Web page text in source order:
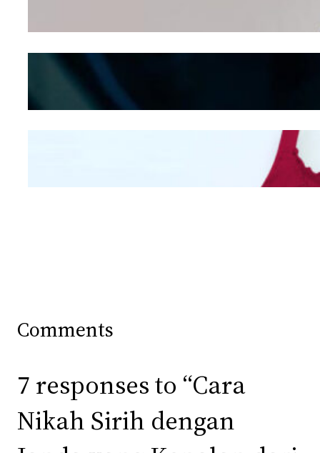
Kepribadian
Mengintip Kepribadian
Wanita Dari Warna Bra
Comments
7 responses to “Cara
Nikah Sirih dengan